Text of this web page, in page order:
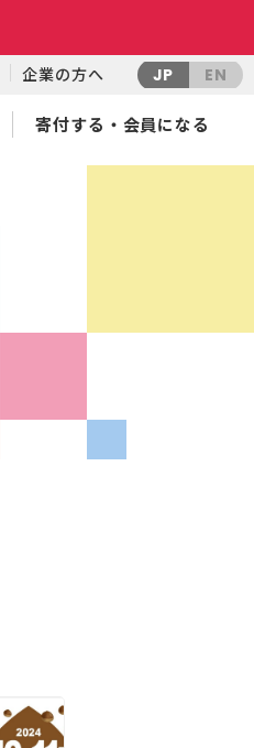
企業の方へ JP EN
寄付する・会員になる